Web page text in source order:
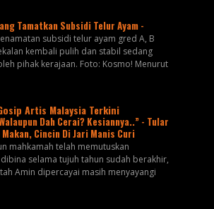
Tamatkan Subsidi Telur Ayam -
subsidi telur ayam gred A, B
kembali pulih dan stabil sedang
pihak kerajaan. Foto: Kosmo! Menurut
Artis Malaysia Terkini
Dah Cerai? Kesiannya..” - Tular
Cincin Di Jari Manis Curi
mahkamah telah memutuskan
selama tujuh tahun sudah berakhir,
Amin dipercayai masih menyayangi